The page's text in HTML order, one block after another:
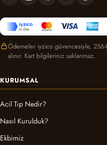
Ödemeler iyzico güvencesiyle,
alınır. Kart bilgileriniz saklanmaz.
KURUMSAL
Acil Tıp Nedir?
Nasıl Kurulduk?
Ekbimiz